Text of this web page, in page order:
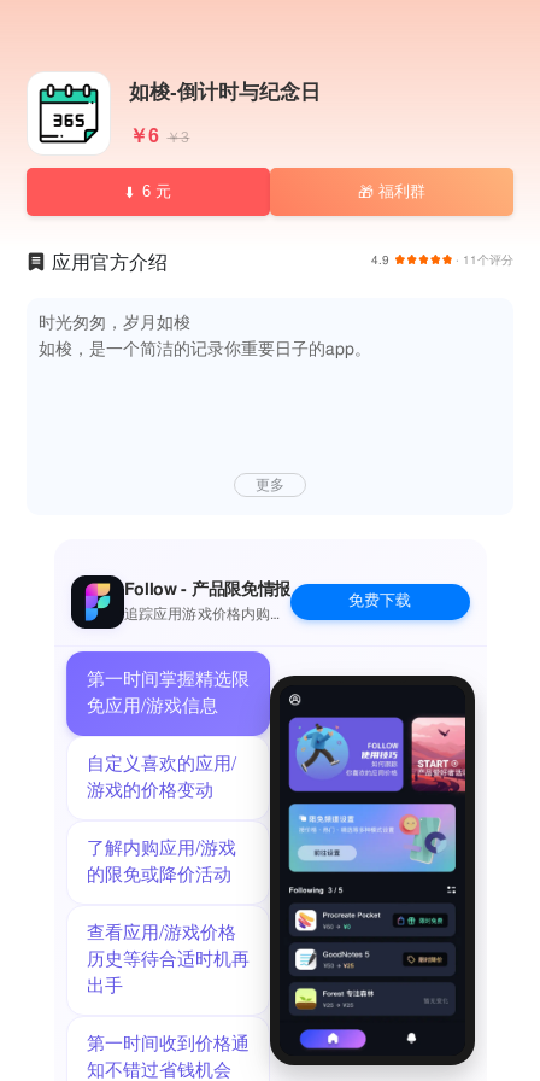
如梭-倒计时与纪念日
￥6 ￥3
6 元 🎁 福利群
应用官方介绍 4.9 · 11个评分
时光匆匆，岁月如梭
如梭，是一个简洁的记录你重要日子的app。
更多
Follow - 产品限免情报
追踪应用游戏价格内购波
免费下载
第一时间掌握精选限
免应用/游戏信息
自定义喜欢的应用/
游戏的价格变动
了解内购应用/游戏
的限免或降价活动
查看应用/游戏价格
历史等待合适时机再
出手
第一时间收到价格通
知不错过省钱机会